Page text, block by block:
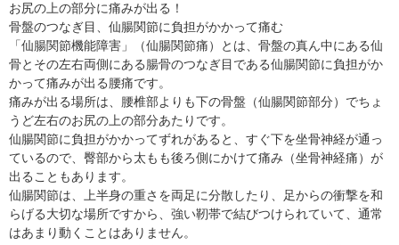
お尻の上の部分に痛みが出る！
骨盤のつなぎ目、仙腸関節に負担がかかって痛む
「仙腸関節機能障害」（仙腸関節痛）とは、骨盤の真ん中にある仙
骨とその左右両側にある腸骨のつなぎ目である仙腸関節に負担がか
かって痛みが出る腰痛です。
痛みが出る場所は、腰椎部よりも下の骨盤（仙腸関節部分）でちょ
うど左右のお尻の上の部分あたりです。
仙腸関節に負担がかかってずれがあると、すぐ下を坐骨神経が通っ
ているので、臀部から太もも後ろ側にかけて痛み（坐骨神経痛）が
出ることもあります。
仙腸関節は、上半身の重さを両足に分散したり、足からの衝撃を和
らげる大切な場所ですから、強い靭帯で結びつけられていて、通常
はあまり動くことはありません。